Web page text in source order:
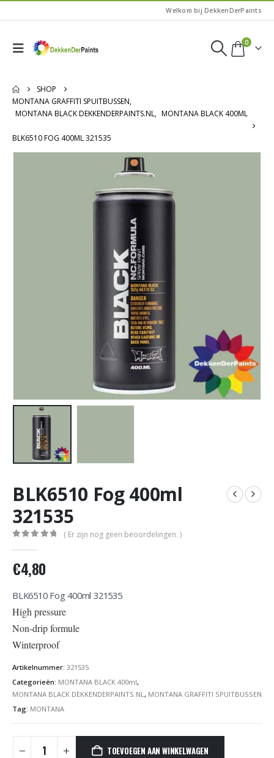
Welkom bij DekkenDerPaints
0
SHOP
MONTANA GRAFFITI SPUITBUSSEN,
MONTANA BLACK DEKKENDERPAINTS.NL, MONTANA BLACK 400ML
BLK6510 FOG 400ML 321535
BLK6510 Fog 400ml
321535
( Er zijn nog geen beoordelingen. )
€4,80
BLK6510 Fog 400ml 321535
High pressure
Non-drip formule
Winterproof
Artikelnummer: 321535
Categorieën: MONTANA BLACK 400ml,
MONTANA BLACK DEKKENDERPAINTS.NL , MONTANA GRAFFITI SPUITBUSSEN
Tag: MONTANA
TOEVOEGEN AAN WINKELWAGEN